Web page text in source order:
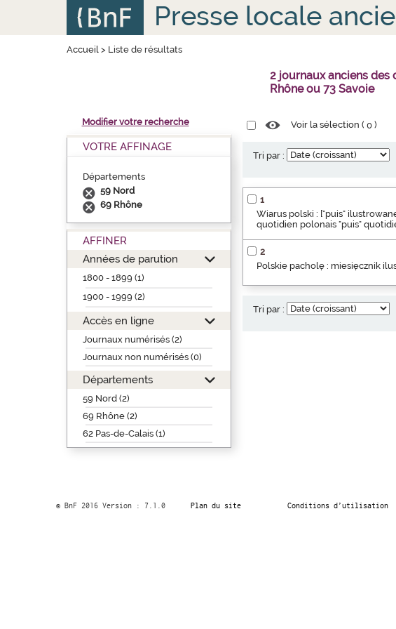
Presse locale
Accueil> Liste de résultats
2 journaux anciens des
Rhône ou 73 Savoie
Modifier votre recherche
VOTRE AFFINAGE
Départements
59 Nord
69 Rhône
AFFINER
Années de parution
1800 - 1899 (1)
1900 - 1999 (2)
Accès en ligne
Journaux numérisés (2)
Journaux non numérisés (0)
Départements
59 Nord (2)
69 Rhône (2)
62 Pas-de-Calais (1)
Voir la sélection (0 )
Tri par :
1
Wiarus polski : ["puis"
quotidien polonais "puis"
2
Polskie pacholę : miesięcznik
Tri par :
© BnF 2016 Version : 7.1.0 Plan du site Conditions d’utilisation
Panneau de gestion des cookies